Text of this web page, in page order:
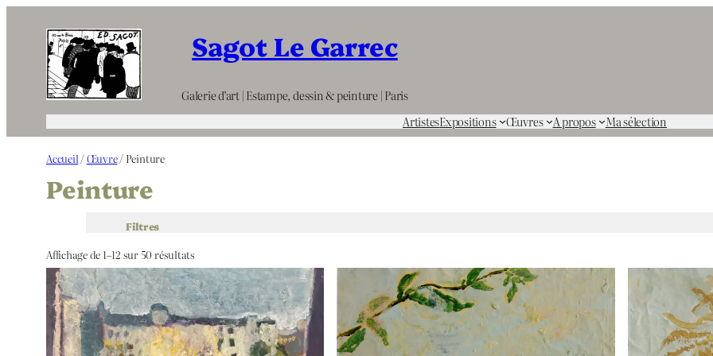
contenu
Sagot Le Garrec
Galerie d’art | Estampe, dessin & peinture | Paris
ArtistesExpositions Œuvres A propos Ma sélection
Accueil /Œuvre/ Peinture
Peinture
Filtres
Affichage de 1–12 sur 50 résultats